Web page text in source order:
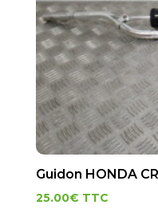
Guidon HONDA
25.00€ TTC